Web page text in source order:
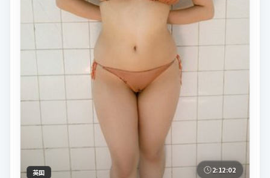
英国 2:12:02